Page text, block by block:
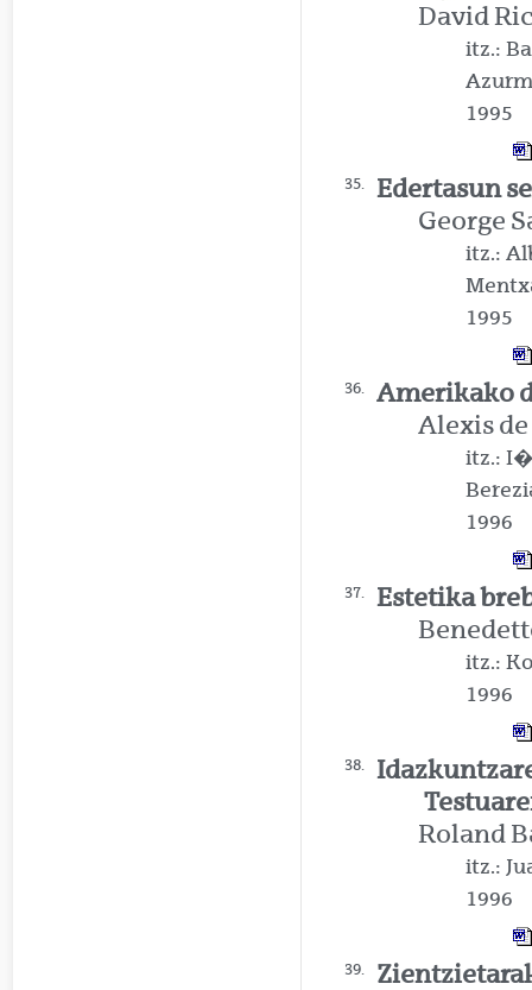
David
itz.:
1995
35.
Edertasun
George
itz.:
1995
36.
Amerikako
Alexis
itz.:
1996
37.
Estetika
itz.:
1996
38.
Roland
itz.:
1996
39.